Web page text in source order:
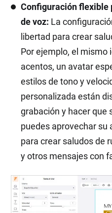
Configuración flexible
de voz: La
libertad para crear
Por ejemplo, el mismo
acentos, un avatar
estilos de tono y
personalizada están
grabación y hacer que
puedes aprovechar su
para crear saludos de
y otros mensajes con